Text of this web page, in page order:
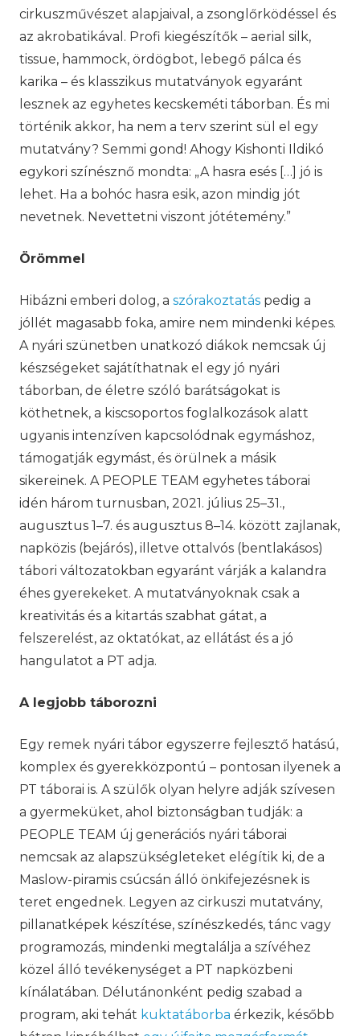
cirkuszművészet alapjaival, a zsonglőrködéssel és
az akrobatikával. Profi kiegészítők – aerial silk,
tissue, hammock, ördögbot, lebegő pálca és
karika – és klasszikus mutatványok egyaránt
lesznek az egyhetes kecskeméti táborban. És mi
történik akkor, ha nem a terv szerint sül el egy
mutatvány? Semmi gond! Ahogy Kishonti Ildikó
egykori színésznő mondta: „A hasra esés […] jó is
lehet. Ha a bohóc hasra esik, azon mindig jót
nevetnek. Nevettetni viszont jótétemény.”
Örömmel
Hibázni emberi dolog, a szórakoztatás pedig a
jóllét magasabb foka, amire nem mindenki képes.
A nyári szünetben unatkozó diákok nemcsak új
készségeket sajátíthatnak el egy jó nyári
táborban, de életre szóló barátságokat is
köthetnek, a kiscsoportos foglalkozások alatt
ugyanis intenzíven kapcsolódnak egymáshoz,
támogatják egymást, és örülnek a másik
sikereinek. A PEOPLE TEAM egyhetes táborai
idén három turnusban, 2021. július 25–31.,
augusztus 1–7. és augusztus 8–14. között zajlanak,
napközis (bejárós), illetve ottalvós (bentlakásos)
tábori változatokban egyaránt várják a kalandra
éhes gyerekeket. A mutatványoknak csak a
kreativitás és a kitartás szabhat gátat, a
felszerelést, az oktatókat, az ellátást és a jó
hangulatot a PT adja.
A legjobb táborozni
Egy remek nyári tábor egyszerre fejlesztő hatású,
komplex és gyerekközpontú – pontosan ilyenek a
PT táborai is. A szülők olyan helyre adják szívesen
a gyermeküket, ahol biztonságban tudják: a
PEOPLE TEAM új generációs nyári táborai
nemcsak az alapszükségleteket elégítik ki, de a
Maslow-piramis csúcsán álló önkifejezésnek is
teret engednek. Legyen az cirkuszi mutatvány,
pillanatképek készítése, színészkedés, tánc vagy
programozás, mindenki megtalálja a szívéhez
közel álló tevékenységet a PT napközbeni
kínálatában. Délutánonként pedig szabad a
program, aki tehát kuktatáborba érkezik, később